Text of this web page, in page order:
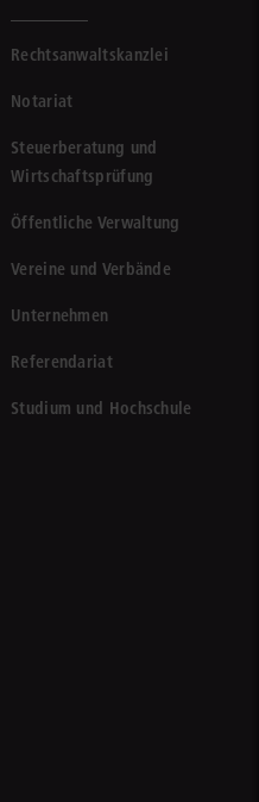
Rechtsanwaltskanzlei
Notariat
Steuerberatung und
Wirtschaftsprüfung
Öffentliche Verwaltung
Vereine und Verbände
Unternehmen
Referendariat
Studium und Hochschule